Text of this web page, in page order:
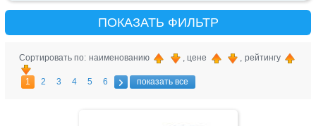
ПОКАЗАТЬ ФИЛЬТР
Сортировать по: наименованию , цене , рейтингу
1 2 3 4 5 6 показать все